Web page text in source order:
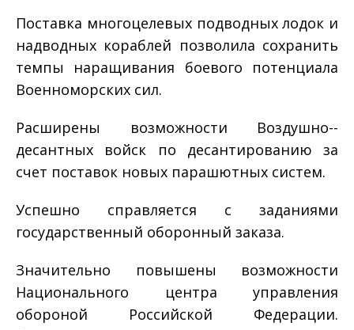
Поставка многоцелевых подводных лодок и
надводных кораблей позволила сохранить
темпы наращивания боевого потенциала
Военно­морских сил.
Расширены возможности Воздушно-­
десантных войск по десантированию за
счет поставок новых парашютных систем.
Успешно справляется с заданиями
государственный оборонный заказа.
Значительно повышены возможности
Национального центра управления
обороной Российской Федерации.